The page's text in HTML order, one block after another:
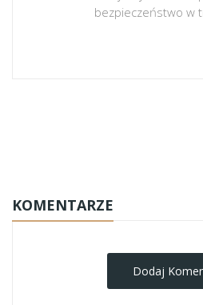
bezpieczeństwo w
KOMENTARZE
Dodaj